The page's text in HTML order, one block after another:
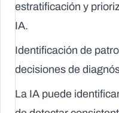
estratificación y
IA.
Identificación de
decisiones de
La IA puede